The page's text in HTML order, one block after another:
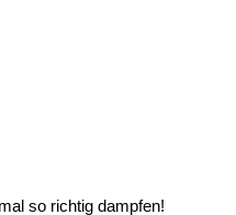
so richtig dampfen!